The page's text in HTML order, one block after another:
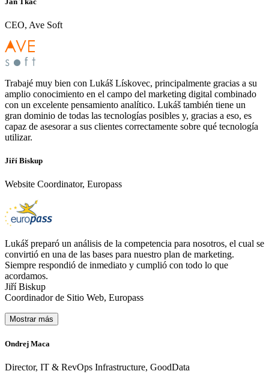
CEO, Ave Soft
Trabajé muy bien con Lukáš Lískovec, principalmente gracias a su
amplio conocimiento en el campo del marketing digital combinado
con un excelente pensamiento analítico. Lukáš también tiene un
gran dominio de todas las tecnologías posibles y, gracias a eso, es
capaz de asesorar a sus clientes correctamente sobre qué tecnología
utilizar.
Jiří Biskup
Website Coordinator, Europass
Lukáš preparó un análisis de la competencia para nosotros, el cual se
convirtió en una de las bases para nuestro plan de marketing.
Siempre respondió de inmediato y cumplió con todo lo que
acordamos.
Jiří Biskup
Coordinador de Sitio Web, Europass
Mostrar más
Ondrej Maca
Director, IT & RevOps Infrastructure, GoodData